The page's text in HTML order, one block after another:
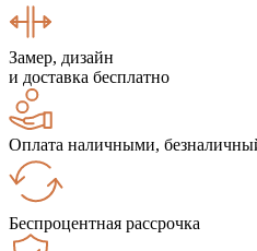
Замер, дизайн
и доставка бесплатно
Оплата наличными,
Беспроцентная рассрочка